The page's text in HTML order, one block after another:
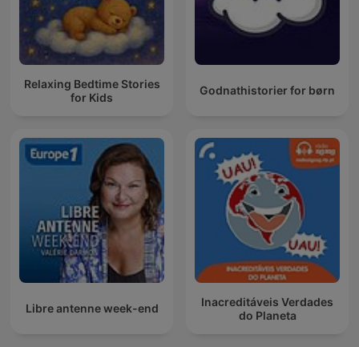
Relaxing Bedtime Stories
for Kids
Godnathistorier for børn
Libre antenne week-end
Inacreditáveis Verdades
do Planeta